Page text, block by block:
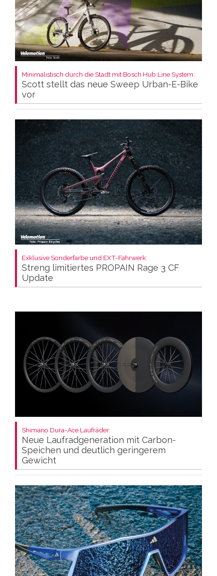
Minimalistisch durch die Stadt mit Bosch Hub Line System:
Scott stellt das neue Sweep Urban-E-Bike
vor
Exklusive Sonderfarbe und EXT-Fahrwerk:
Streng limitiertes PROPAIN Rage 3 CF
Update
Shimano Dura-Ace Laufräder:
Neue Laufradgeneration mit Carbon-
Speichen und deutlich geringerem
Gewicht